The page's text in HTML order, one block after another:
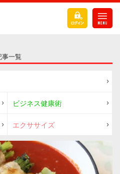
事一覧
ビジネス健康術
エクササイズ